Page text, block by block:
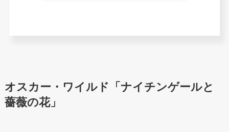
オスカー・ワイルド「ナイチンゲールと
薔薇の花」